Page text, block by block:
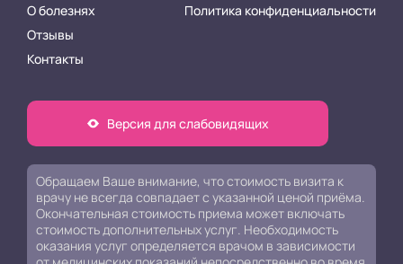
О болезнях
Отзывы
Контакты
Политика конфиденциальности
Версия для слабовидящих
Обращаем Ваше внимание, что стоимость визита к
врачу не всегда совпадает с указанной ценой приёма.
Окончательная стоимость приема может включать
стоимость дополнительных услуг. Необходимость
оказания услуг определяется врачом в зависимости